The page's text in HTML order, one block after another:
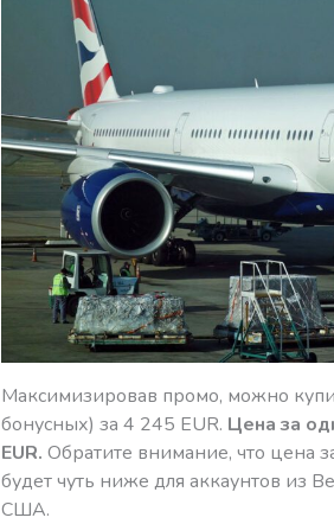
Максимизировав промо, можно
бонусных) за 4 245 EUR. Цена за
EUR. Обратите внимание, что цена
будет чуть ниже для аккаунтов из
США.